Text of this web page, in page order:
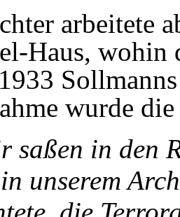
arbeitete
Haus, wohin
wurde
saßen in den
unserem